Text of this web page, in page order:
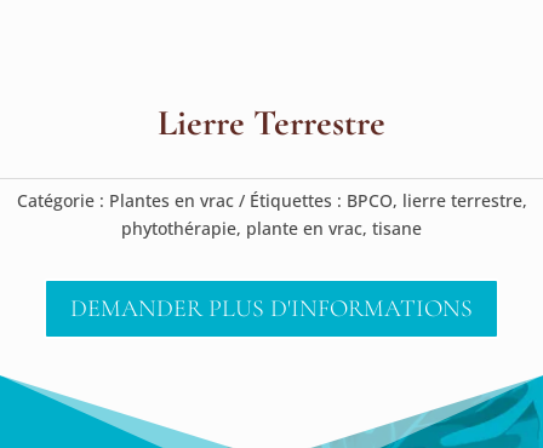
Lierre Terrestre
Catégorie : Plantes en vrac Étiquettes : BPCO, lierre terrestre,
phytothérapie, plante en vrac, tisane
DEMANDER PLUS D'INFORMATIONS